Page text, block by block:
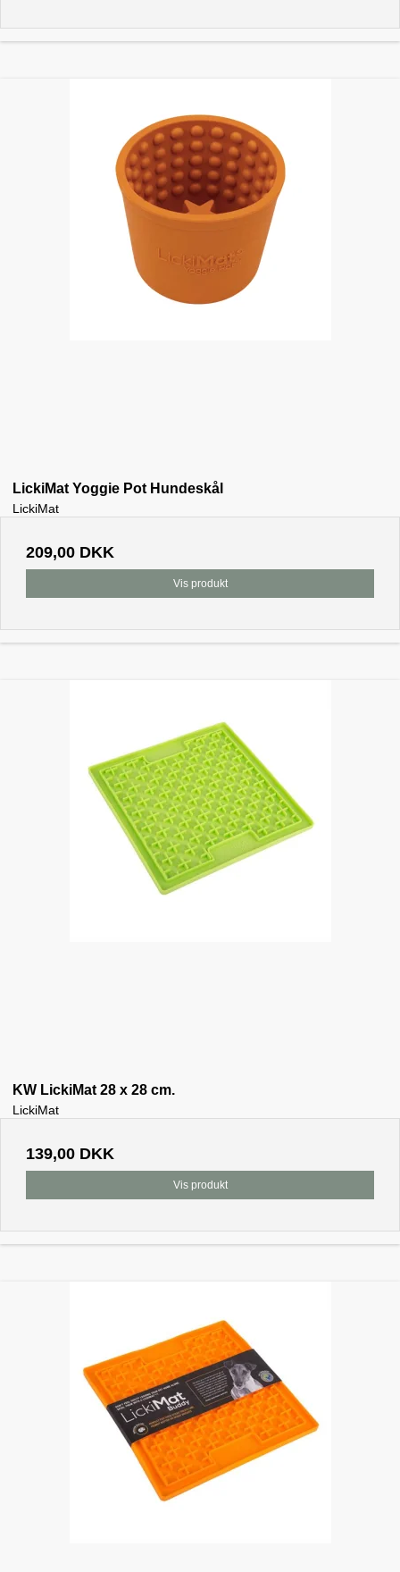
LickiMat Yoggie Pot Hundeskål
LickiMat
209,00 DKK
Vis produkt
KW LickiMat 28 x 28 cm.
LickiMat
139,00 DKK
Vis produkt